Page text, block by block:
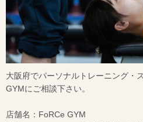
大阪府でパーソナルトレーニング・
GYMにご相談下さい。
店舗名：FoRCe GYM